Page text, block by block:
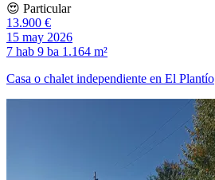
😍 Particular
13.900 €
15 may 2026
7 hab 9 ba 1.164 m²
Casa o chalet independiente en El Plantío